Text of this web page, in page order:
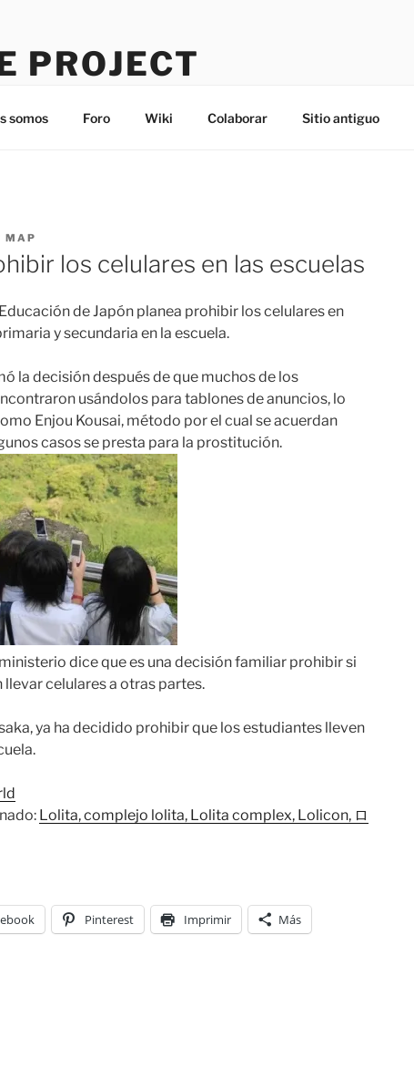
PROJECT
somos Foro Wiki Colaborar Sitio antiguo
MAP
los celulares en las escuelas
de Japón planea prohibir los celulares en
y secundaria en la escuela.
la decisión después de que muchos de los
usándolos para tablones de anuncios, lo
Enjou Kousai, método por el cual se acuerdan
casos se presta para la prostitución.
dice que es una decisión familiar prohibir si
llevar celulares a otras partes.
ya ha decidido prohibir que los estudiantes lleven
Lolita, complejo lolita, Lolita complex, Lolicon, ロ
Pinterest Imprimir Más